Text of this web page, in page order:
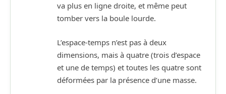
va plus en ligne droite, et même peut
tomber vers la boule lourde.
L’espace-temps n’est pas à deux
dimensions, mais à quatre (trois d’espace
et une de temps) et toutes les quatre sont
déformées par la présence d’une masse.